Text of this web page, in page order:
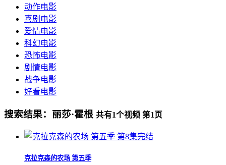
动作电影
喜剧电影
爱情电影
科幻电影
恐怖电影
剧情电影
战争电影
好看电影
搜索结果： 丽莎·霍根 共有1个视频 第1 页
第8集完结
克拉克森的农场 第五季